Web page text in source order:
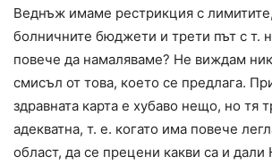
Веднъж имаме рестрикция с
болничните бюджети и трети път с т.
повече да намаляваме? Не виждам
смисъл от това, което се предлага.
здравната карта е хубаво нещо, но тя
адекватна, т. е. когато има повече
област, да се прецени какви са и